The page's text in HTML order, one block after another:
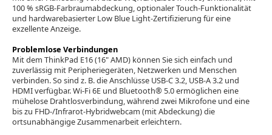
100 % sRGB-Farbraumabdeckung, optionaler Touch-Funktionalität
und hardwarebasierter Low Blue Light-Zertifizierung für eine
exzellente Anzeige.
Problemlose Verbindungen
Mit dem ThinkPad E16 (16" AMD) können Sie sich einfach und
zuverlässig mit Peripheriegeräten, Netzwerken und Menschen
verbinden. So sind z. B. die Anschlüsse USB-C 3.2, USB-A 3.2 und
HDMI verfügbar. Wi-Fi 6E und Bluetooth® 5.0 ermöglichen eine
mühelose Drahtlosverbindung, während zwei Mikrofone und eine
bis zu FHD-/Infrarot-Hybridwebcam (mit Abdeckung) die
ortsunabhängige Zusammenarbeit erleichtern.